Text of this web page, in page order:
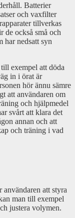
Batterier
och vaxfilter
tillverkas
de också små och
har nedsatt syn
exempel att döda
in i örat är
hör ännu sämre
att användaren om
och hjälpmedel
svårt att klara det
annan och att
och träning i vad
att styra
man till exempel
justera volymen.